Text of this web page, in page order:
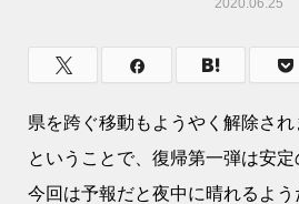
県を跨ぐ移動もようやく解除され
ということで、復帰第一弾は安定
今回は予報だと夜中に晴れるよ